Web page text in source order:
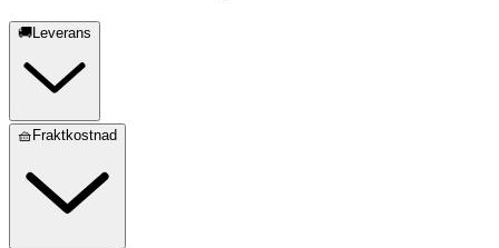
🚚Leverans
🧺Fraktkostnad